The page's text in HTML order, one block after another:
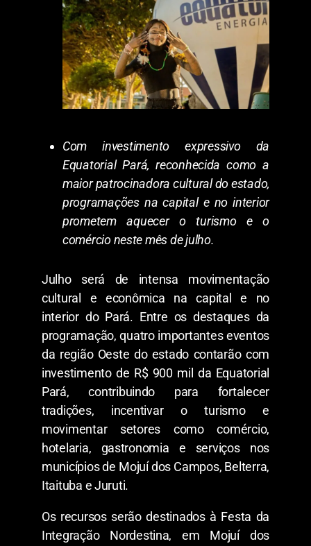
Com investimento expressivo da
Equatorial Pará, reconhecida como a
maior patrocinadora cultural do estado,
programações na capital e no interior
prometem aquecer o turismo e o
comércio neste mês de julho.
​Julho será de intensa movimentação
cultural e econômica na capital e no
interior do Pará. Entre os destaques da
programação, quatro importantes eventos
da região Oeste do estado contarão com
investimento de R$ 900 mil da Equatorial
Pará, contribuindo para fortalecer
tradições, incentivar o turismo e
movimentar setores como comércio,
hotelaria, gastronomia e serviços nos
municípios de Mojuí dos Campos, Belterra,
Itaituba e Juruti.
​Os recursos serão destinados à Festa da
Integração Nordestina, em Mojuí dos